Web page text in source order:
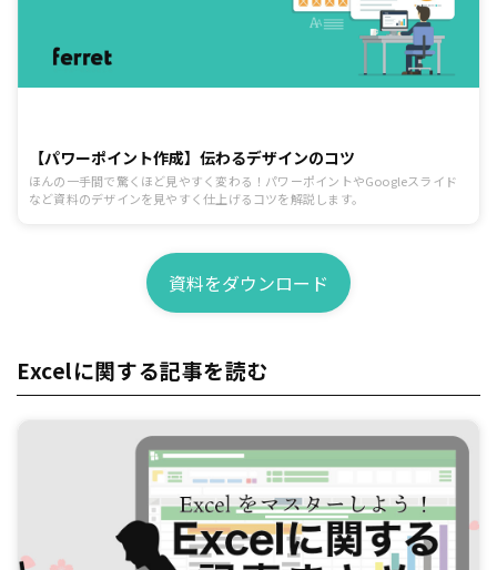
【パワーポイント作成】伝わるデザインのコツ
ほんの一手間で驚くほど見やすく変わる！パワーポイントやGoogleスライド
など資料のデザインを見やすく仕上げるコツを解説します。
資料をダウンロード
Excelに関する記事を読む